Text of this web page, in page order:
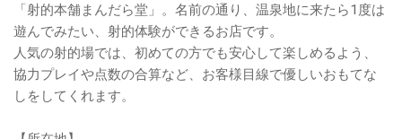
「射的本舗まんだら堂」。名前の通り、温泉地に来たら1度は
遊んでみたい、射的体験ができるお店です。
人気の射的場では、初めての方でも安心して楽しめるよう、
協力プレイや点数の合算など、お客様目線で優しいおもてな
しをしてくれます。